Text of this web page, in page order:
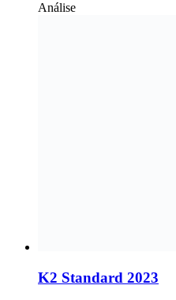
Análise
K2 Standard 2023